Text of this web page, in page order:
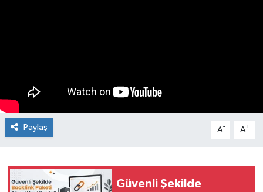
Paylaş A- A+
Güvenli Şekilde
Teknoloji